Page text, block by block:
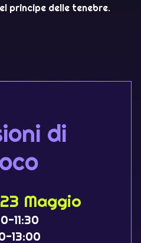
principe delle tenebre.
di
Maggio
11:30
13:00